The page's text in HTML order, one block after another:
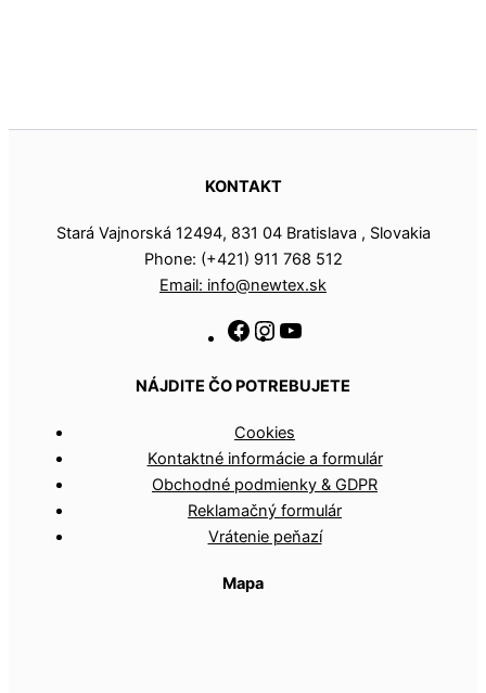
KONTAKT
Stará Vajnorská 12494, 831 04 Bratislava , Slovakia
Phone: (+421) 911 768 512
Email: info@newtex.sk
NÁJDITE ČO POTREBUJETE
Cookies
Kontaktné informácie a formulár
Obchodné podmienky & GDPR
Reklamačný formulár
Vrátenie peňazí
Mapa